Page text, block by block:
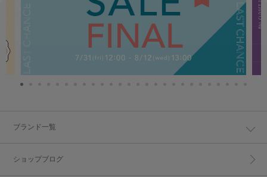
ブランド一覧
ショップブログ